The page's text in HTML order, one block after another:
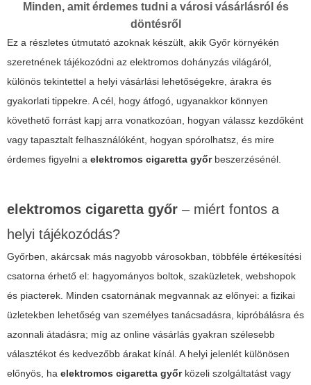
Minden, amit érdemes tudni a városi vásárlásról és
döntésről
Ez a részletes útmutató azoknak készült, akik Győr környékén
szeretnének tájékozódni az elektromos dohányzás világáról,
különös tekintettel a helyi vásárlási lehetőségekre, árakra és
gyakorlati tippekre. A cél, hogy átfogó, ugyanakkor könnyen
követhető forrást kapj arra vonatkozóan, hogyan válassz kezdőként
vagy tapasztalt felhasználóként, hogyan spórolhatsz, és mire
érdemes figyelni a elektromos cigaretta győrbeszerzésénél.
elektromos cigaretta győr – miért fontos a
helyi tájékozódás?
Győrben, akárcsak más nagyobb városokban, többféle értékesítési
csatorna érhető el: hagyományos boltok, szaküzletek, webshopok
és piacterek. Minden csatornának megvannak az előnyei: a fizikai
üzletekben lehetőség van személyes tanácsadásra, kipróbálásra és
azonnali átadásra; míg az online vásárlás gyakran szélesebb
választékot és kedvezőbb árakat kínál. A helyi jelenlét különösen
előnyös, ha elektromos cigaretta győrközeli szolgáltatást vagy